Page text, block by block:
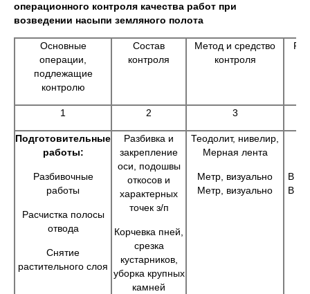
операционного контроля качества работ при
возведении насыпи земляного полота
Основные
операции,
подлежащие
контролю
Состав
контроля
Метод и средство
контроля
1 2 3
Подготовительные
работы:
Разбивочные
работы
Расчистка полосы
отвода
Снятие
растительного слоя
Разбивка и
закрепление
оси, подошвы
откосов и
характерных
точек з/п
Корчевка пней,
срезка
кустарников,
уборка крупных
камней
Теодолит, нивелир,
Мерная лента
Метр, визуально
Метр, визуально
В
В